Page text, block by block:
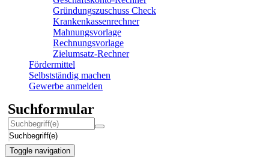
Gründungszuschuss Check
Krankenkassenrechner
Mahnungsvorlage
Rechnungsvorlage
Zielumsatz-Rechner
Fördermittel
Selbstständig machen
Gewerbe anmelden
Suchformular
Suchbegriff(e)
Toggle navigation